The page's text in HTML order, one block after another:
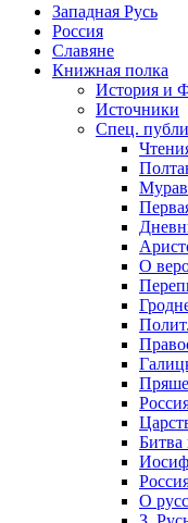
Западная Русь
Россия
Славяне
Книжная полка
История и
Источники
Спец.
О
Битва
О